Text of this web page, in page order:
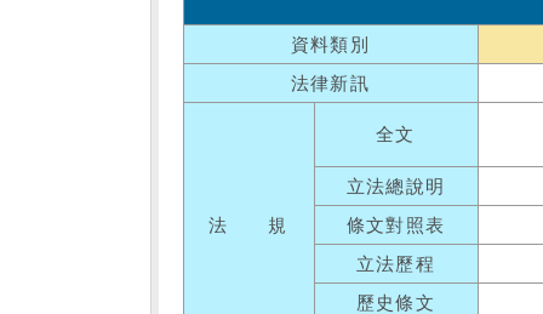
資料類別
法律新訊
法 規
全文
立法總說明
條文對照表
立法歷程
歷史條文